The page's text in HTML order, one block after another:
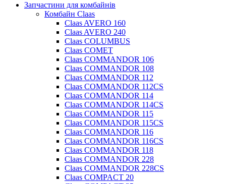
Запчастини для комбайнів
Комбайн Claas
Claas AVERO 160
Claas AVERO 240
Claas COLUMBUS
Claas COMET
Claas COMMANDOR 106
Claas COMMANDOR 108
Claas COMMANDOR 112
Claas COMMANDOR 112CS
Claas COMMANDOR 114
Claas COMMANDOR 114CS
Claas COMMANDOR 115
Claas COMMANDOR 115CS
Claas COMMANDOR 116
Claas COMMANDOR 116CS
Claas COMMANDOR 118
Claas COMMANDOR 228
Claas COMMANDOR 228CS
Claas COMPACT 20